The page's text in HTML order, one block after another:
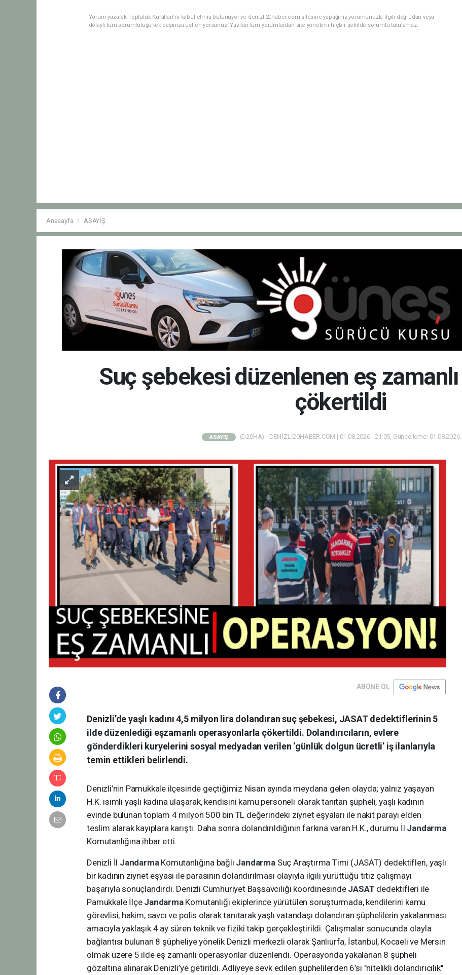
Yorum yazarak Topluluk Kuralları’nı kabul etmiş bulunuyor ve denizli20haber.com sitesine yaptığınız yorumunuzla ilgili doğrudan veya
dolaylı tüm sorumluluğu tek başınıza üstleniyorsunuz. Yazılan tüm yorumlardan site yönetimi hiçbir şekilde sorumlu tutulamaz.
Anasayfa ASAYİŞ
Suç şebekesi düzenlenen eş
çökertildi
ASAYİŞ (D20HA) - DENİZLİ20HABER.COM | 01.08.2026 - 21:05, Güncelleme: 01.08.2026
ABONE OL
Denizli’de yaşlı kadını 4,5 milyon lira dolandıran suç şebekesi, JASAT dedektiflerinin 5
ilde düzenlediği eşzamanlı operasyonlarla çökertildi. Dolandırıcıların, evlere
gönderdikleri kuryelerini sosyal medyadan verilen ‘günlük dolgun ücretli’ iş ilanlarıyla
temin ettikleri belirlendi.
Denizli’nin Pamukkale ilçesinde geçtiğimiz Nisan ayında meydana gelen olayda; yalnız yaşayan
H.K. isimli yaşlı kadına ulaşarak, kendisini kamu personeli olarak tanıtan şüpheli, yaşlı kadının
evinde bulunan toplam 4 milyon 500 bin TL değerindeki ziynet eşyaları ile nakit parayı elden
teslim alarak kayıplara karıştı. Daha sonra dolandırıldığının farkına varan H.K., durumu İl Jandarma
Komutanlığına ihbar etti.
Denizli İl Jandarma Komutanlığına bağlı Jandarma Suç Araştırma Timi (JASAT) dedektifleri, yaşlı
bir kadının ziynet eşyası ile parasının dolandırılması olayıyla ilgili yürüttüğü titiz çalışmayı
başarıyla sonuçlandırdı. Denizli Cumhuriyet Başsavcılığı koordinesinde JASAT dedektifleri ile
Pamukkale İlçe Jandarma Komutanlığı ekiplerince yürütülen soruşturmada, kendilerini kamu
görevlisi, hakim, savcı ve polis olarak tanıtarak yaşlı vatandaşı dolandıran şüphelilerin yakalanması
amacıyla yaklaşık 4 ay süren teknik ve fiziki takip gerçekleştirildi. Çalışmalar sonucunda olayla
bağlantısı bulunan 8 şüpheliye yönelik Denizli merkezli olarak Şanlıurfa, İstanbul, Kocaeli ve Mersin
olmak üzere 5 ilde eş zamanlı operasyonlar düzenlendi. Operasyonda yakalanan 8 şüpheli
gözaltına alınarak Denizli’ye getirildi. Adliyeye sevk edilen şüphelilerden 6’sı "nitelikli dolandırıcılık"